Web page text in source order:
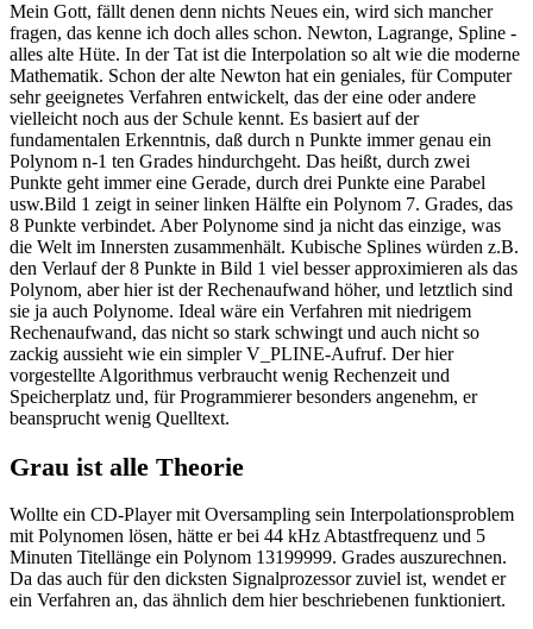
Mein Gott, fällt denen denn nichts Neues ein, wird sich mancher
fragen, das kenne ich doch alles schon. Newton, Lagrange, Spline -
alles alte Hüte. In der Tat ist die Interpolation so alt wie die moderne
Mathematik. Schon der alte Newton hat ein geniales, für Computer
sehr geeignetes Verfahren entwickelt, das der eine oder andere
vielleicht noch aus der Schule kennt. Es basiert auf der
fundamentalen Erkenntnis, daß durch n Punkte immer genau ein
Polynom n-1 ten Grades hindurchgeht. Das heißt, durch zwei
Punkte geht immer eine Gerade, durch drei Punkte eine Parabel
usw.Bild 1 zeigt in seiner linken Hälfte ein Polynom 7. Grades, das
8 Punkte verbindet. Aber Polynome sind ja nicht das einzige, was
die Welt im Innersten zusammenhält. Kubische Splines würden z.B.
den Verlauf der 8 Punkte in Bild 1 viel besser approximieren als das
Polynom, aber hier ist der Rechenaufwand höher, und letztlich sind
sie ja auch Polynome. Ideal wäre ein Verfahren mit niedrigem
Rechenaufwand, das nicht so stark schwingt und auch nicht so
zackig aussieht wie ein simpler V_PLINE-Aufruf. Der hier
vorgestellte Algorithmus verbraucht wenig Rechenzeit und
Speicherplatz und, für Programmierer besonders angenehm, er
beansprucht wenig Quelltext.
Grau ist alle Theorie
Wollte ein CD-Player mit Oversampling sein Interpolationsproblem
mit Polynomen lösen, hätte er bei 44 kHz Abtastfrequenz und 5
Minuten Titellänge ein Polynom 13199999. Grades auszurechnen.
Da das auch für den dicksten Signalprozessor zuviel ist, wendet er
ein Verfahren an, das ähnlich dem hier beschriebenen funktioniert.